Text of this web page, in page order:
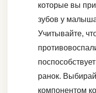
которые вы
зубов у
Учитывайте,
ранок.
компонентом